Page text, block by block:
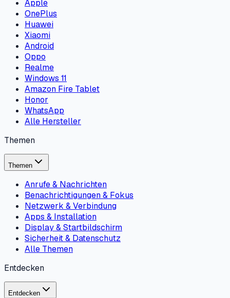
Apple
OnePlus
Huawei
Xiaomi
Android
Oppo
Realme
Windows 11
Amazon Fire Tablet
Honor
WhatsApp
Alle Hersteller
Themen
Themen
Anrufe & Nachrichten
Benachrichtigungen & Fokus
Netzwerk & Verbindung
Apps & Installation
Display & Startbildschirm
Sicherheit & Datenschutz
Alle Themen
Entdecken
Entdecken